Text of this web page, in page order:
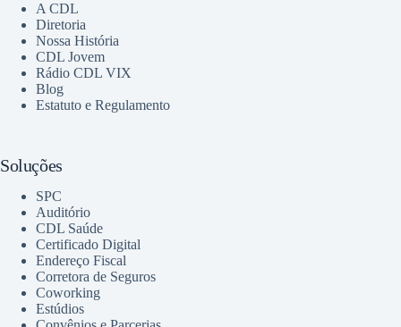
A CDL
Diretoria
Nossa História
CDL Jovem
Rádio CDL VIX
Blog
Estatuto e Regulamento
Soluções
SPC
Auditório
CDL Saúde
Certificado Digital
Endereço Fiscal
Corretora de Seguros
Coworking
Estúdios